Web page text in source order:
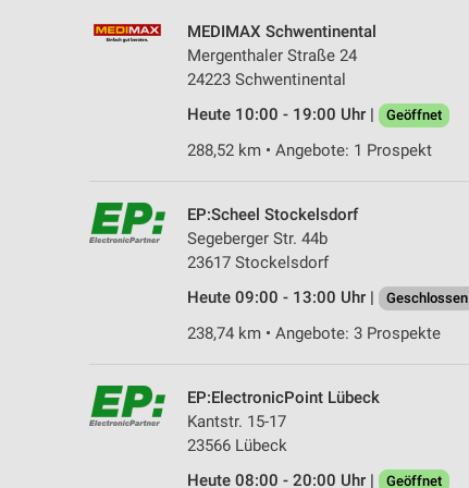
MEDIMAX Schwentinental
Mergenthaler Straße 24
24223 Schwentinental
Heute 10:00 - 19:00 Uhr |
Geöffnet
288,52 km • Angebote: 1 Prospekt
EP:Scheel Stockelsdorf
Segeberger Str. 44b
23617 Stockelsdorf
Heute 09:00 - 13:00 Uhr |
Geschlossen
238,74 km • Angebote: 3 Prospekte
EP:ElectronicPoint Lübeck
Kantstr. 15-17
23566 Lübeck
Heute 08:00 - 20:00 Uhr |
Geöffnet